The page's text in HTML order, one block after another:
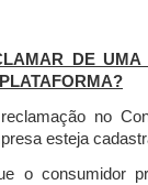
DE UMA
no
esteja
o consumidor